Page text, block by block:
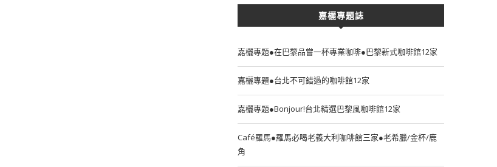
嘉欐專題誌
嘉欐專題●在巴黎品嘗一杯專業咖啡●巴黎新式咖啡館12家
嘉欐專題●台北不可錯過的咖啡館12家
嘉欐專題●Bonjour!台北精選巴黎風咖啡館12家
Café羅馬●羅馬必喝老義大利咖啡館三家●老希臘/金杯/鹿
角